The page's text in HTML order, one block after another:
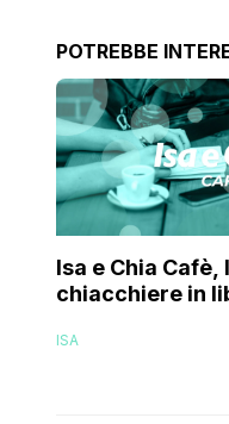
POTREBBE
Isa e Chia Cafè,
chiacchiere in
ISA